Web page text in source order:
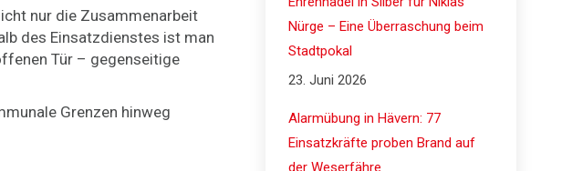
nur die Zusammenarbeit
des Einsatzdienstes ist man
Tür – gegenseitige
Grenzen hinweg
Nürge – Eine Überraschung beim
Stadtpokal
23. Juni 2026
Alarmübung in Hävern: 77
Einsatzkräfte proben Brand auf
der Weserfähre